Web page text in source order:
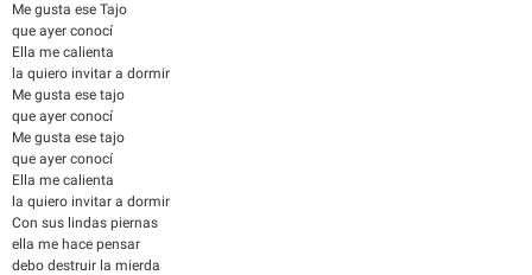
Me gusta ese Tajo
que ayer conocí
Ella me calienta
la quiero invitar a dormir
Me gusta ese tajo
que ayer conocí
Me gusta ese tajo
que ayer conocí
Ella me calienta
la quiero invitar a dormir
Con sus lindas piernas
ella me hace pensar
debo destruir la mierda